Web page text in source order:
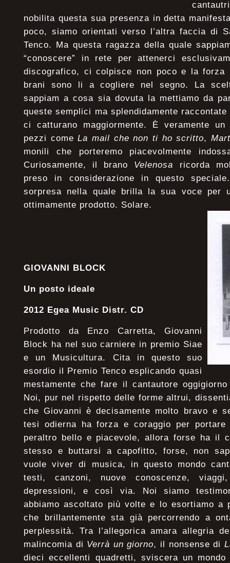
nobilita questa sua presenza in detta
poco, siamo orientati verso l’altra faccia di
Tenco. Ma questa ragazza della quale
“conoscere” in rete per attenerci
discografico, ci colpisce non poco e la forza
brani sono li a cogliere nel segno. La
sappiam a cosa sia dovuta la mettiamo da
queste semplici ma splendidamente
ci catturano maggiormente. È veramente
pezzi comeLa mail che non ti ho scritto,
monili che porteremo piacevolmente
Curiosamente, il brano Velenosa ricorda
preso in considerazione in questo
sorpresa nella quale brilla la sua voce per
ottimamente prodotto. Solare.
GIOVANNI BLOCK
Un posto ideale
2012 Egea Music Distr. CD
Prodotto da Enzo Carretta, Giovanni
Block ha nel suo carniere in premio Siae
e un Musicultura. Cita in questo suo
esordio il Premio Tenco esplicando quasi
mestamente che fare il cantautore
Noi, pur nel rispetto delle forme altrui,
che Giovanni è decisamente molto bravo e
tesi odierna ha forza e coraggio per
peraltro bello e piacevole, allora forse ha il
stesso e buttarsi a capofitto, forse, non
vuole viver di musica, in questo mondo
testi, canzoni, nuove conoscenze,
depressioni, e così via. Noi siamo
abbiamo ascoltato più volte e lo esortiamo a
che brillantemente sta già percorrendo a
perplessità. Tra l’allegorica amara allegria
malincomia di Verrà un giorno, il nonsense di
dieci eccellenti quadretti, sviscera un mondo